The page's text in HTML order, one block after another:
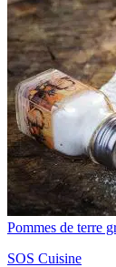
Pommes de terre
SOS Cuisine